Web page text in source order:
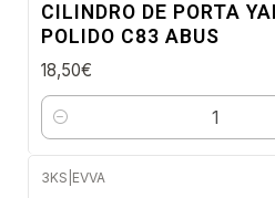
CILINDRO DE PORTA
POLIDO C83 ABUS
18,50€
Quantidade
3KS EVVA